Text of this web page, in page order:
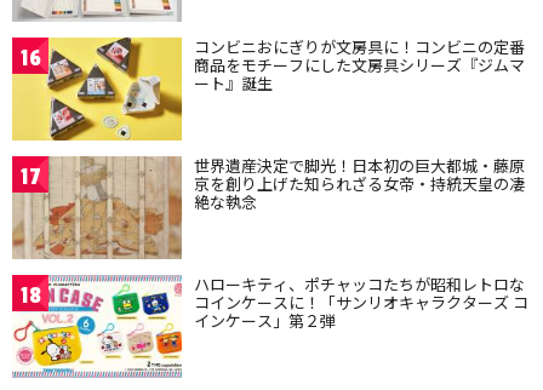
16 コンビニおにぎりが文房具に！コンビニの定番
商品をモチーフにした文房具シリーズ『ジムマ
ート』誕生
17 世界遺産決定で脚光！日本初の巨大都城・藤原
京を創り上げた知られざる女帝・持統天皇の凄
絶な執念
18 ハローキティ、ポチャッコたちが昭和レトロな
コインケースに！「サンリオキャラクターズ コ
インケース」第２弾